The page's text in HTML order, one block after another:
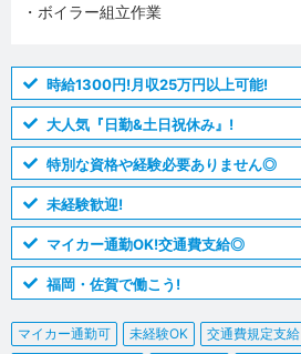
・ボイラー組立作業
時給1300円!月収25万円以上可能!
大人気『日勤&土日祝休み』!
特別な資格や経験必要ありません◎
未経験歓迎!
マイカー通勤OK!交通費支給◎
福岡・佐賀で働こう!
マイカー通勤可 未経験OK 交通費規定支給